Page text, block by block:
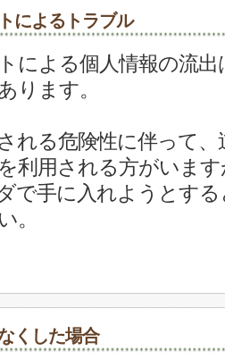
によるトラブル
による個人情報の流
ります。
れる危険性に伴って
利用される方がいま
で手に入れようとす
。
くした場合